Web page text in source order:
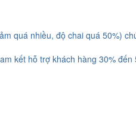
quá nhiều, độ chai quá 50%)
kết hỗ trợ khách hàng 30% đến